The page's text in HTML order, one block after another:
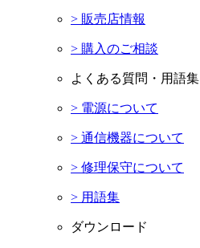
> 販売店情報
> 購入のご相談
よくある質問・用語集
> 電源について
> 通信機器について
> 修理保守について
> 用語集
ダウンロード